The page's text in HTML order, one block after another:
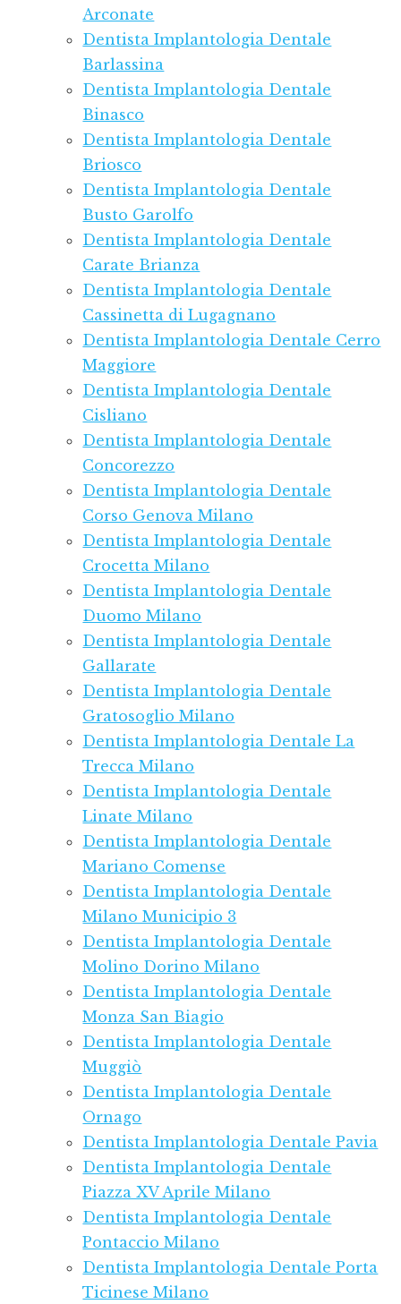
Arconate
Dentista Implantologia Dentale
Barlassina
Dentista Implantologia Dentale
Binasco
Dentista Implantologia Dentale
Briosco
Dentista Implantologia Dentale
Busto Garolfo
Dentista Implantologia Dentale
Carate Brianza
Dentista Implantologia Dentale
Cassinetta di Lugagnano
Dentista Implantologia Dentale Cerro
Maggiore
Dentista Implantologia Dentale
Cisliano
Dentista Implantologia Dentale
Concorezzo
Dentista Implantologia Dentale
Corso Genova Milano
Dentista Implantologia Dentale
Crocetta Milano
Dentista Implantologia Dentale
Duomo Milano
Dentista Implantologia Dentale
Gallarate
Dentista Implantologia Dentale
Gratosoglio Milano
Dentista Implantologia Dentale La
Trecca Milano
Dentista Implantologia Dentale
Linate Milano
Dentista Implantologia Dentale
Mariano Comense
Dentista Implantologia Dentale
Milano Municipio 3
Dentista Implantologia Dentale
Molino Dorino Milano
Dentista Implantologia Dentale
Monza San Biagio
Dentista Implantologia Dentale
Muggiò
Dentista Implantologia Dentale
Ornago
Dentista Implantologia Dentale Pavia
Dentista Implantologia Dentale
Piazza XV Aprile Milano
Dentista Implantologia Dentale
Pontaccio Milano
Dentista Implantologia Dentale Porta
Ticinese Milano